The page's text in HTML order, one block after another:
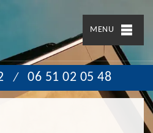
MENU
/ 06 51 02 05 48